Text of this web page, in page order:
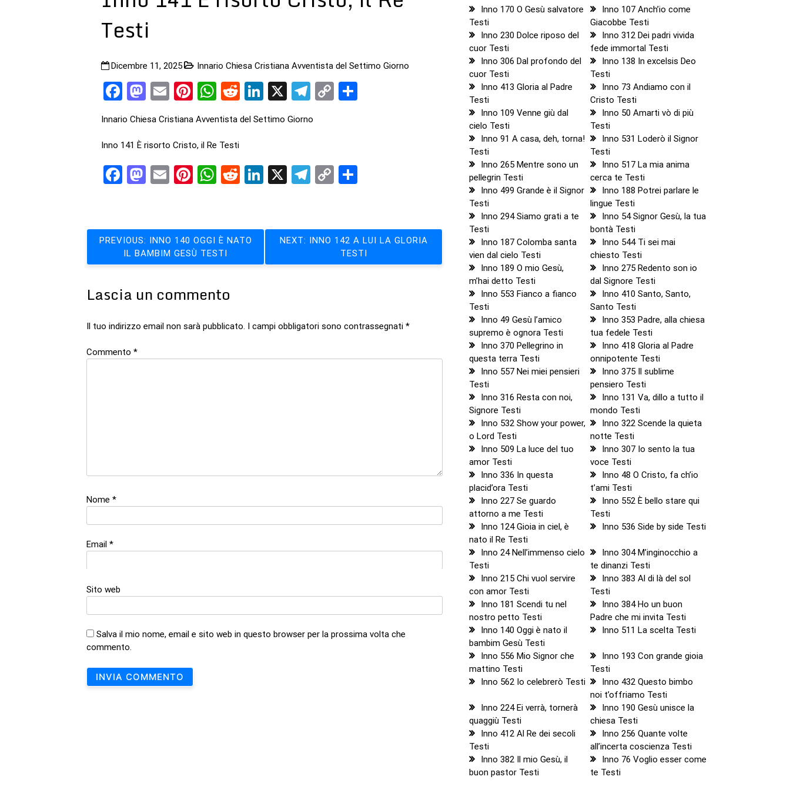
Testi
Dicembre 11, 2025 Innario Chiesa Cristiana Avventista del Settimo Giorno
Facebook
Mastodon
EmailPinterest
WhatsApp
RedditLinkedIn
X Telegram
Copy
Innario Chiesa Cristiana Avventista del Settimo Giorno
Inno 141 È risorto Cristo, il Re Testi
Facebook
Mastodon
EmailPinterest
WhatsApp
RedditLinkedIn
X Telegram
Copy
Navigazione
articoli
PREVIOUS: INNO 140 OGGI È NATO
IL BAMBIM GESÙ TESTI
NEXT: INNO 142 A LUI LA GLORIA
TESTI
Lascia un commento
Il tuo indirizzo email non sarà pubblicato. I campi obbligatori sono contrassegnati *
Commento *
Nome *
Email *
Sito web
Salva il mio nome, email e sito web in questo browser per la prossima volta che
commento.
Inno 170 O Gesù salvatore
Testi
Inno 107 Anch’io come
Giacobbe Testi
Inno 230 Dolce riposo del
cuor Testi
Inno 312 Dei padri vivida
fede immortal Testi
Inno 306 Dal profondo del
cuor Testi
Inno 138 In excelsis Deo
Testi
Inno 413 Gloria al Padre
Testi
Inno 73 Andiamo con il
Cristo Testi
Inno 109 Venne giù dal
cielo Testi
Inno 50 Amarti vò di più
Testi
Inno 91 A casa, deh, torna!
Testi
Inno 531 Loderò il Signor
Testi
Inno 265 Mentre sono un
pellegrin Testi
Inno 517 La mia anima
cerca te Testi
Inno 499 Grande è il Signor
Testi
Inno 188 Potrei parlare le
lingue Testi
Inno 294 Siamo grati a te
Testi
Inno 54 Signor Gesù, la tua
bontà Testi
Inno 187 Colomba santa
vien dal cielo Testi
Inno 544 Ti sei mai
chiesto Testi
Inno 189 O mio Gesù,
m’hai detto Testi
Inno 275 Redento son io
dal Signore Testi
Inno 553 Fianco a fianco
Testi
Inno 410 Santo, Santo,
Santo Testi
Inno 49 Gesù l’amico
supremo è ognora Testi
Inno 353 Padre, alla chiesa
tua fedele Testi
Inno 370 Pellegrino in
questa terra Testi
Inno 418 Gloria al Padre
onnipotente Testi
Inno 557 Nei miei pensieri
Testi
Inno 375 Il sublime
pensiero Testi
Inno 316 Resta con noi,
Signore Testi
Inno 131 Va, dillo a tutto il
mondo Testi
Inno 532 Show your power,
o Lord Testi
Inno 322 Scende la quieta
notte Testi
Inno 509 La luce del tuo
amor Testi
Inno 307 Io sento la tua
voce Testi
Inno 336 In questa
placid’ora Testi
Inno 48 O Cristo, fa ch’io
t’ami Testi
Inno 227 Se guardo
attorno a me Testi
Inno 552 È bello stare qui
Testi
Inno 124 Gioia in ciel, è
nato il Re Testi
Inno 536 Side by side Testi
Inno 24 Nell’immenso cielo
Testi
Inno 304 M’inginocchio a
te dinanzi Testi
Inno 215 Chi vuol servire
con amor Testi
Inno 383 Al di là del sol
Testi
Inno 181 Scendi tu nel
nostro petto Testi
Inno 384 Ho un buon
Padre che mi invita Testi
Inno 140 Oggi è nato il
bambim Gesù Testi
Inno 511 La scelta Testi
Inno 556 Mio Signor che
mattino Testi
Inno 193 Con grande gioia
Testi
Inno 562 Io celebrerò Testi
Inno 432 Questo bimbo
noi t’offriamo Testi
Inno 224 Ei verrà, tornerà
quaggiù Testi
Inno 190 Gesù unisce la
chiesa Testi
Inno 412 Al Re dei secoli
Testi
Inno 256 Quante volte
all’incerta coscienza Testi
Inno 382 Il mio Gesù, il
buon pastor Testi
Inno 76 Voglio esser come
te Testi